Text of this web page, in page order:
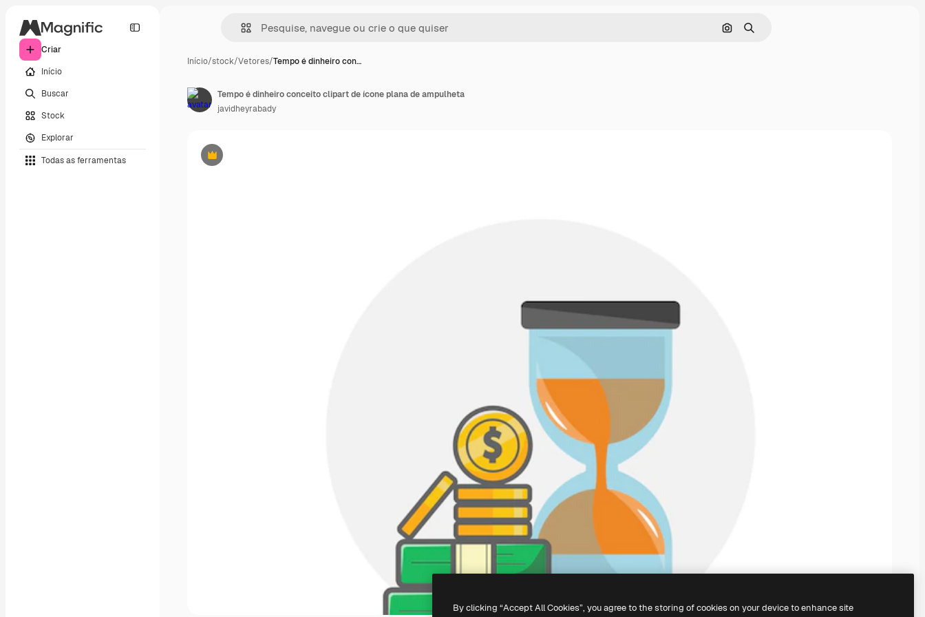
Criar
Início
Buscar
Stock
Explorar
Todas as ferramentas
Pesquisar por imagem
Buscar
Início/stock/Vetores/Tempo é dinheiro con…
Premium
Tempo é dinheiro conceito clipart de ícone plana de ampulheta
javidheyrabady
By clicking “Accept All Cookies”, you agree to the storing of cookies on your device to enhance site